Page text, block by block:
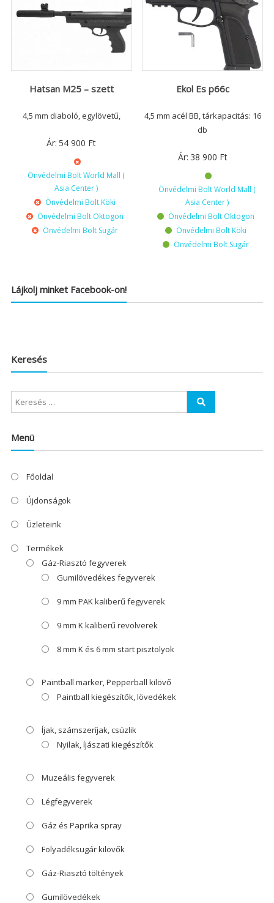
Hatsan M25 – szett
4,5 mm diaboló, egylövetű,
Ár: 54 900 Ft
Önvédelmi Bolt World Mall (
Asia Center )
Önvédelmi Bolt Köki
Önvédelmi Bolt Oktogon
Önvédelmi Bolt Sugár
Ekol Es p66c
4,5 mm acél BB, tárkapacitás: 16
db
Ár: 38 900 Ft
Önvédelmi Bolt World Mall (
Asia Center )
Önvédelmi Bolt Oktogon
Önvédelmi Bolt Köki
Önvédelmi Bolt Sugár
Lájkolj minket Facebook-on!
Keresés
Menü
Főoldal
Újdonságok
Üzleteink
Termékek
Gáz-Riasztó fegyverek
Gumilövedékes fegyverek
9 mm PAK kaliberű fegyverek
9 mm K kaliberű revolverek
8 mm K és 6 mm start pisztolyok
Paintball marker, Pepperball kilövő
Paintball kiegészítők, lövedékek
Íjak, számszeríjak, csúzlik
Nyilak, íjászati kiegészítők
Muzeális fegyverek
Légfegyverek
Gáz és Paprika spray
Folyadéksugár kilövők
Gáz-Riasztó töltények
Gumilövedékek